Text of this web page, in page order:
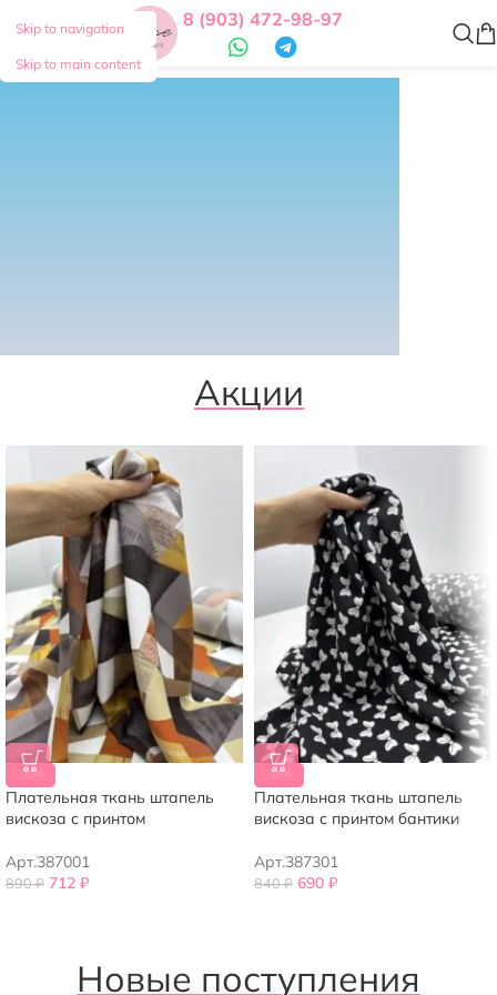
Skip to navigation
Skip to main content
8 (903) 472-98-97
Акции
-20%
Плательная ткань штапель
вискоза с принтом
Арт.387001
890₽ 712 ₽
-18%
Плательная ткань штапель
вискоза с принтом бантики
Арт.387301
840₽ 690 ₽
Новые поступления